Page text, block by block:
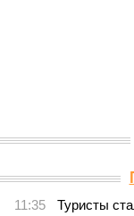
11:35
Туристы